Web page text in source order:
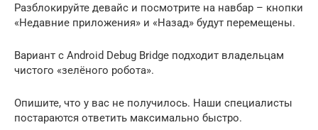
Разблокируйте девайс и посмотрите на навбар – кнопки
«Недавние приложения» и «Назад» будут перемещены.
Вариант с Android Debug Bridge подходит владельцам
чистого «зелёного робота».
Опишите, что у вас не получилось. Наши специалисты
постараются ответить максимально быстро.